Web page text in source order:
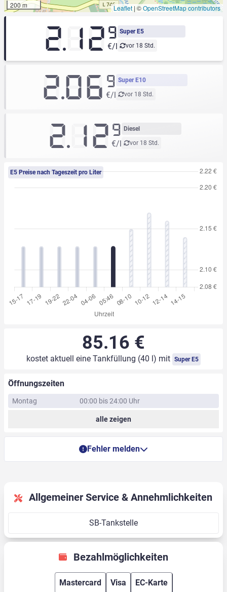
200 m Leaflet | ©OpenStreetMap contributors
Super E5
vor 18 Std.
2.129
€/l
Super E10
vor 18 Std.
2.06 9
€/l
Diesel
vor 18 Std.
2.129
€/l
E5 Preise nach Tageszeit pro Liter
85.16 €
kostet aktuell eine Tankfüllung (40 l) mit Super E5
Öffnungszeiten
Montag 00:00 bis 24:00 Uhr
alle zeigen
Fehler melden
Allgemeiner Service & Annehmlichkeiten
SB-Tankstelle
Bezahlmöglichkeiten
Mastercard Visa EC-Karte